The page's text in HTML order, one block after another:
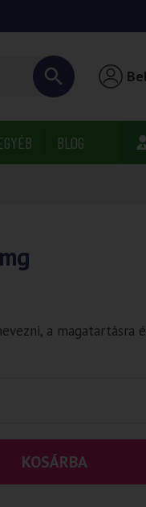
BLOG
a magatartásra
KOSÁRBA